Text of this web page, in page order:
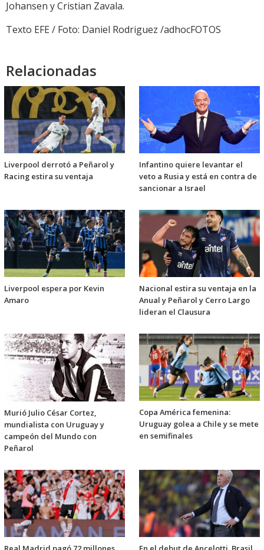
Johansen y Cristian Zavala.
Texto EFE / Foto: Daniel Rodriguez /adhocFOTOS
Relacionadas
Liverpool derrotó a Peñarol y
Racing estira su ventaja
Infantino quiere levantar el
veto a Rusia y está en contra de
sancionar a Israel
Liverpool espera por Kevin
Amaro
Nacional estira su ventaja en la
Anual y Peñarol y Cerro Largo
lideran el Clausura
Murió Julio César Cortez,
mundialista con Uruguay y
campeón del Mundo con
Peñarol
Copa América femenina:
Uruguay golea a Chile y se mete
en semifinales